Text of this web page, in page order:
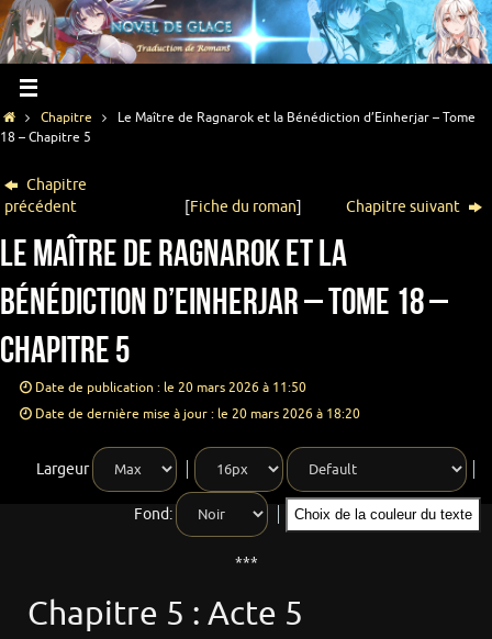
Chapitre
Le Maître de Ragnarok et la Bénédiction d’Einherjar – Tome
18 – Chapitre 5
Chapitre
précédent
[Fiche du roman] Chapitre suivant
Le Maître de Ragnarok et la
Bénédiction d’Einherjar – Tome 18 –
Chapitre 5
Date de publication : le 20 mars 2026 à 11:50
Date de dernière mise à jour : le 20 mars 2026 à 18:20
Largeur
Fond: Choix de la couleur du texte
***
Chapitre 5 : Acte 5